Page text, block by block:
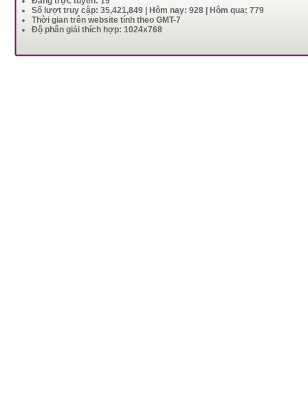
Số lượt truy cập: 35,421,849 | Hôm nay: 928 | Hôm qua: 779
Thời gian trên website tính theo GMT-7
Độ phân giải thích hợp: 1024x768